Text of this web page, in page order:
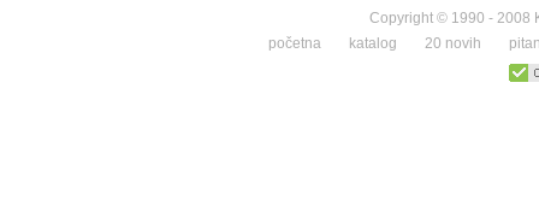
Copyright © 1990 - 2008
početna
katalog 20 novih